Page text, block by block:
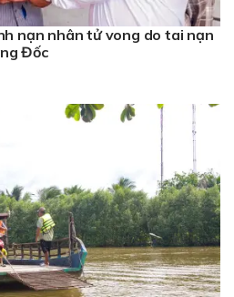
nạn nhân tử vong do tai nạn
Đốc